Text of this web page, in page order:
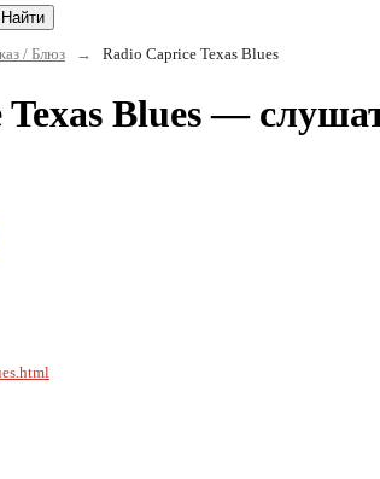
Найти
/ Блюз → Radio Caprice Texas Blues
Blues —